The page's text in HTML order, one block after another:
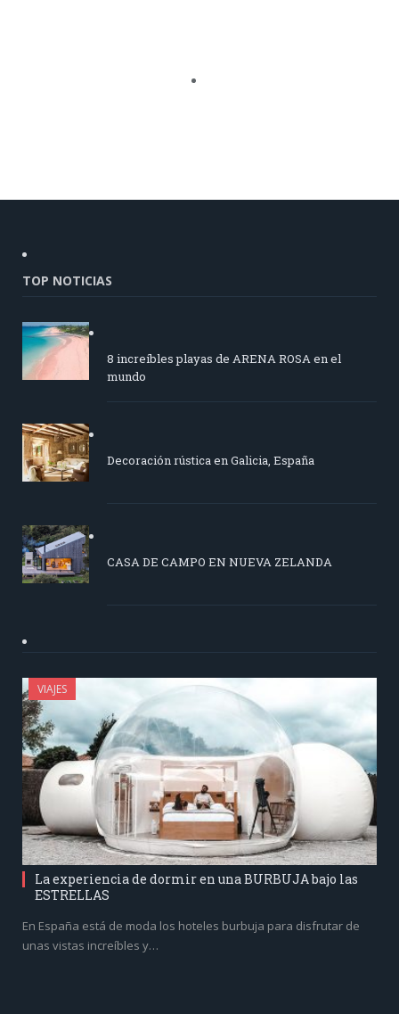
TOP NOTICIAS
8 increíbles playas de ARENA ROSA en el
mundo
Decoración rústica en Galicia, España
CASA DE CAMPO EN NUEVA ZELANDA
VIAJES
La experiencia de dormir en una BURBUJA bajo las
ESTRELLAS
En España está de moda los hoteles burbuja para disfrutar de
unas vistas increíbles y…